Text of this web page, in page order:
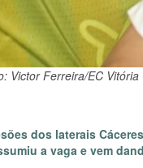
Victor Ferreira/EC Vitória
dos laterais
a vaga e vem